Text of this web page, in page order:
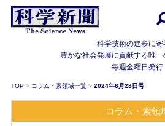
科学技術の進歩に寄
豊かな社会発展に貢献する唯一
毎週金曜日発行
TOP > コラム・素領域一覧 > 2024年6月28日号
コラム・素領